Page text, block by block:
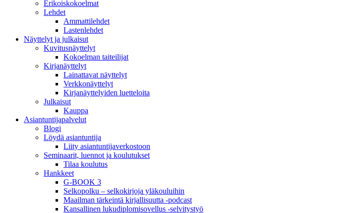
Erikoiskokoelmat
Lehdet
Ammattilehdet
Lastenlehdet
Näyttelyt ja julkaisut
Kuvitusnäyttelyt
Kokoelman taiteilijat
Kirjanäyttelyt
Lainattavat näyttelyt
Verkkonäyttelyt
Kirjanäyttelyiden luetteloita
Julkaisut
Kauppa
Asiantuntija­palvelut
Blogi
Löydä asiantuntija
Liity asiantuntijaverkostoon
Seminaarit, luennot ja koulutukset
Tilaa koulutus
Hankkeet
G-BOOK 3
Selkopolku – selkokirjoja yläkouluihin
Maailman tärkeintä kirjallisuutta -podcast
Kansallinen lukudiplomisovellus -selvitystyö